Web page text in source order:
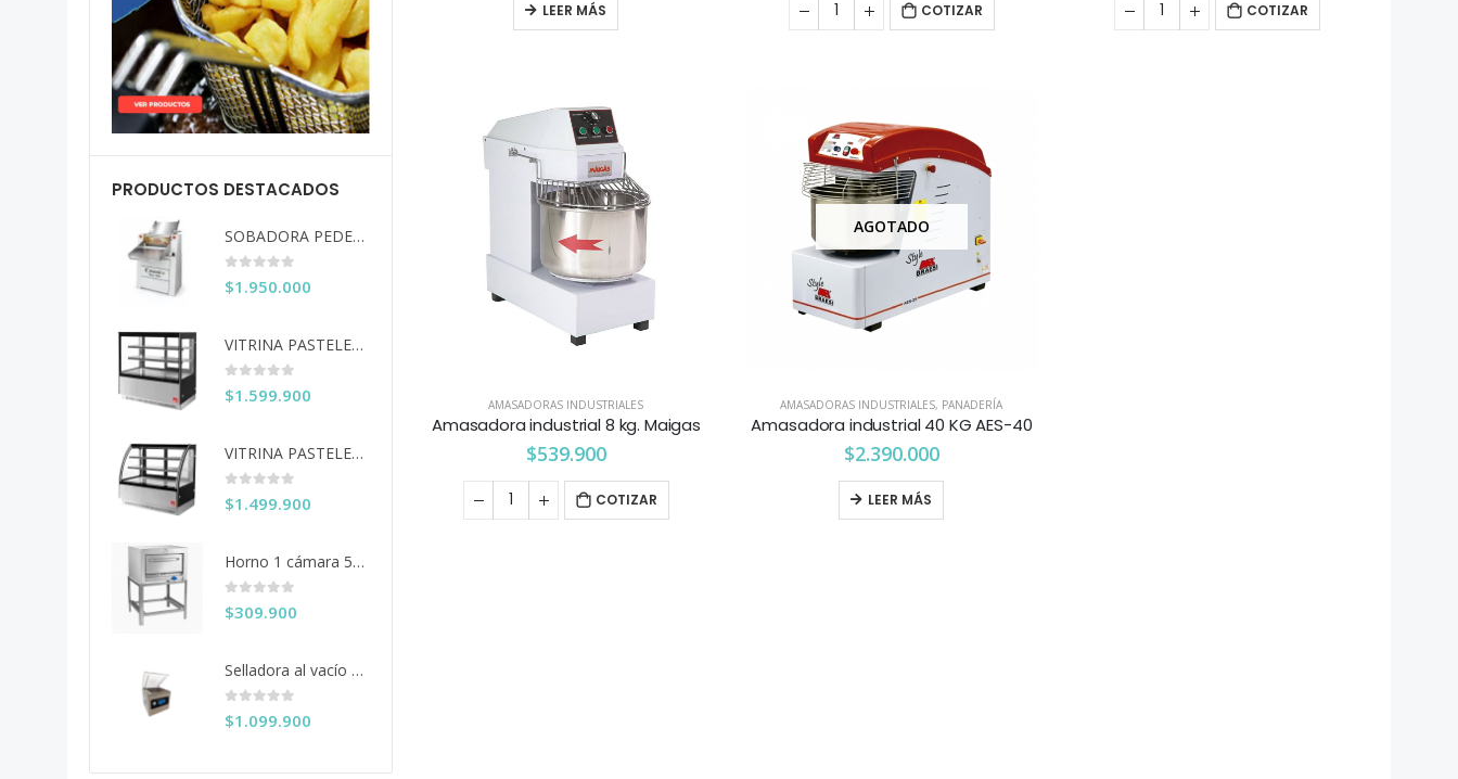
LEER MÁS COTIZAR COTIZAR
AMASADORAS INDUSTRIALES
Amasadora industrial 8 kg. Maigas
$539.900
COTIZAR
AGOTADO
AMASADORAS INDUSTRIALES, PANADERÍA
Amasadora industrial 40 KG AES-40
$2.390.000
LEER MÁS
PRODUCTOS DESTACADOS
SOBADORA PEDESTAL 60 CM COUSIÑO
0
$1.950.000
VITRINA PASTELERA ITA RECTA 150 CM
0
$1.599.900
VITRINA PASTELERA ITA CURVA 150 CM
0
$1.499.900
Horno 1 cámara 50x50 Ventus
0
$309.900
Selladora al vacío 40 cms. KDZ-400/2F
0
$1.099.900